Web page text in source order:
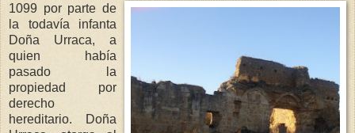
1099 por parte de
la todavía infanta
Doña Urraca, a
quien había
pasado la
propiedad por
derecho
hereditario. Doña